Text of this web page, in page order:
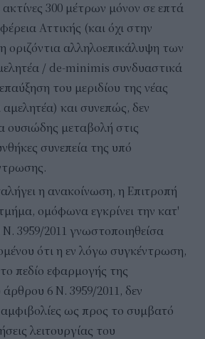
300 μέτρων μόνον σε επτά
Αττικής (και όχι στην
οριζόντια αλληλοεπικάλυψη των
/ de-minimis συνδυαστικά
του μεριδίου της νέας
αμελητέα) και συνεπώς, δεν
ουσιώδης μεταβολή στις
συνεπεία της υπό
η ανακοίνωση, η Επιτροπή
ομόφωνα εγκρίνει την κατ'
3959/2011 γνωστοποιηθείσα
ότι η εν λόγω συγκέντρωση,
πεδίο εφαρμογής της
6 Ν. 3959/2011, δεν
ως προς το συμβατό
λειτουργίας του